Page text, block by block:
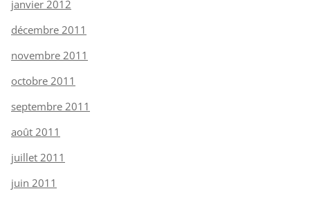
janvier 2012
décembre 2011
novembre 2011
octobre 2011
septembre 2011
août 2011
juillet 2011
juin 2011